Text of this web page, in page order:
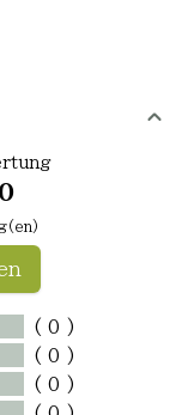
0
( 0 )
( 0 )
( 0 )